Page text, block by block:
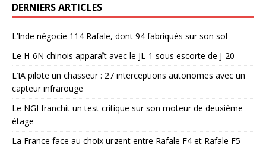
DERNIERS ARTICLES
L’Inde négocie 114 Rafale, dont 94 fabriqués sur son sol
Le H-6N chinois apparaît avec le JL-1 sous escorte de J-20
L’IA pilote un chasseur : 27 interceptions autonomes avec un
capteur infrarouge
Le NGI franchit un test critique sur son moteur de deuxième
étage
La France face au choix urgent entre Rafale F4 et Rafale F5